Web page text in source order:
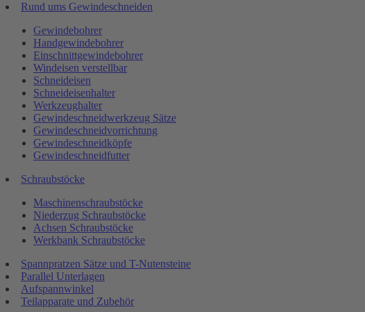
Rund ums Gewindeschneiden
Gewindebohrer
Handgewindebohrer
Einschnittgewindebohrer
Windeisen verstellbar
Schneideisen
Schneideisenhalter
Werkzeughalter
Gewindeschneidwerkzeug Sätze
Gewindeschneidvorrichtung
Gewindeschneidköpfe
Gewindeschneidfutter
Schraubstöcke
Maschinenschraubstöcke
Niederzug Schraubstöcke
Achsen Schraubstöcke
Werkbank Schraubstöcke
Spannpratzen Sätze und T-Nutensteine
Parallel Unterlagen
Aufspannwinkel
Teilapparate und Zubehör